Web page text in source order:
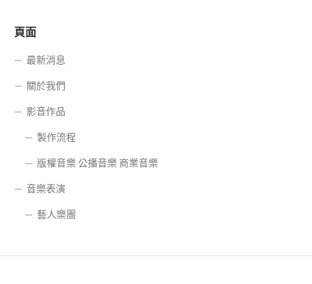
頁面
最新消息
關於我們
影音作品
製作流程
版權音樂 公播音樂 商業音樂
音樂表演
藝人樂團